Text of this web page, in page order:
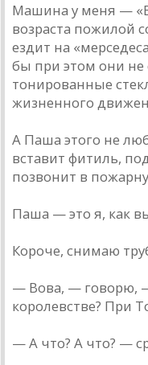
Машина у меня —
возраста пожилой
ездит на
бы при этом они не
тонированные
жизненного
А Паша этого не
вставит фитиль,
позвонит в
Паша — это я, как
Короче, снимаю
— Вова, — говорю,
королевстве? При
— А что? А что? —